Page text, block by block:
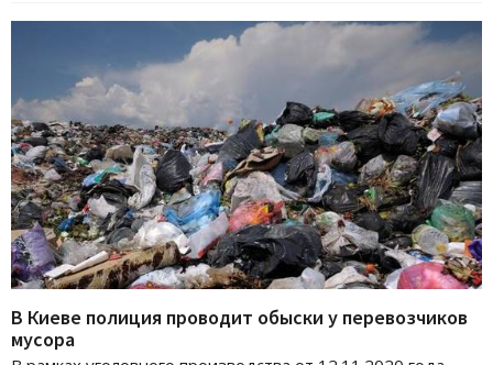
В Киеве полиция проводит обыски у перевозчиков
мусора